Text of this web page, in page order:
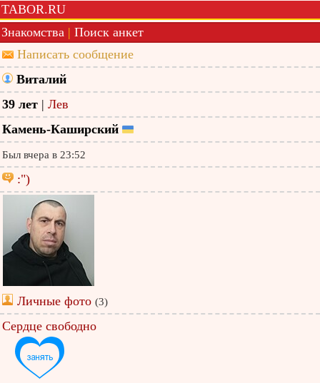
TABOR.RU
Знакомства | Поиск анкет
Написать сообщение
Виталий
39 лет | Лев
Камень-Каширский
Был вчера в 23:52
:")
Личные фото (3)
Сердце свободно